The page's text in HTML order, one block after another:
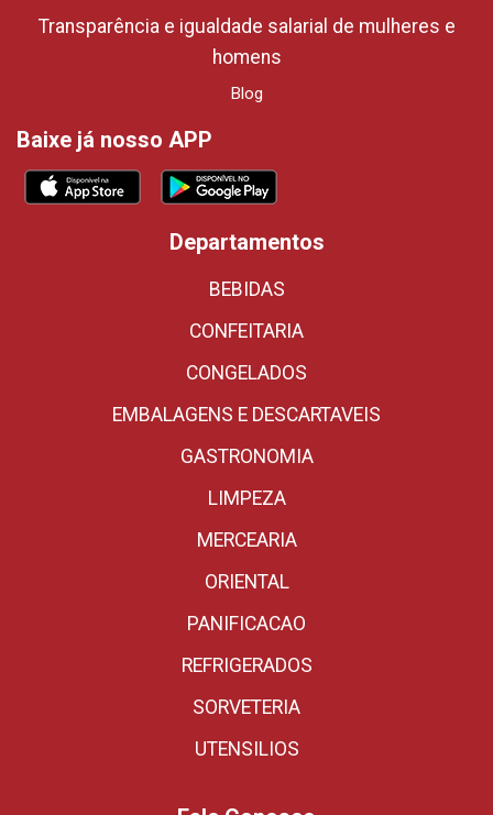
Transparência e igualdade salarial de mulheres e
homens
Blog
Baixe já nosso APP
Departamentos
BEBIDAS
CONFEITARIA
CONGELADOS
EMBALAGENS E DESCARTAVEIS
GASTRONOMIA
LIMPEZA
MERCEARIA
ORIENTAL
PANIFICACAO
REFRIGERADOS
SORVETERIA
UTENSILIOS